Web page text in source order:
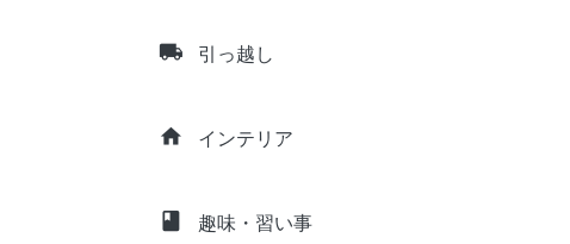
local_shipping 引っ越し
home インテリア
class 趣味・習い事